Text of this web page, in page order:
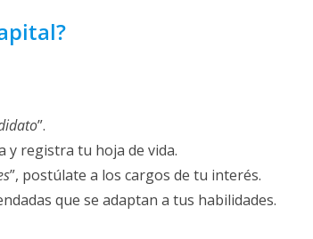
”.
y registra tu hoja de vida.
”, postúlate a los cargos de tu interés.
que se adaptan a tus habilidades.